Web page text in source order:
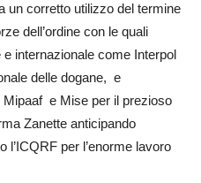
un corretto utilizzo del termine
dell’ordine con le quali
internazionale come Interpol
delle dogane, e
e Mise per il prezioso
Zanette anticipando
l’ICQRF per l’enorme lavoro